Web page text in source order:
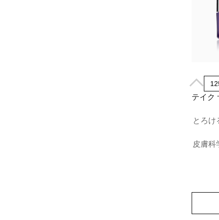
テイク
とろ
皮膚科